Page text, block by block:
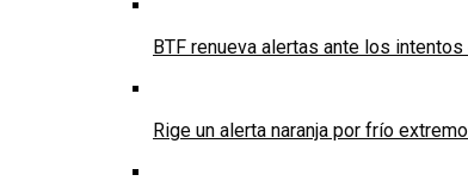
BTF renueva alertas ante los
Rige un alerta naranja por frío